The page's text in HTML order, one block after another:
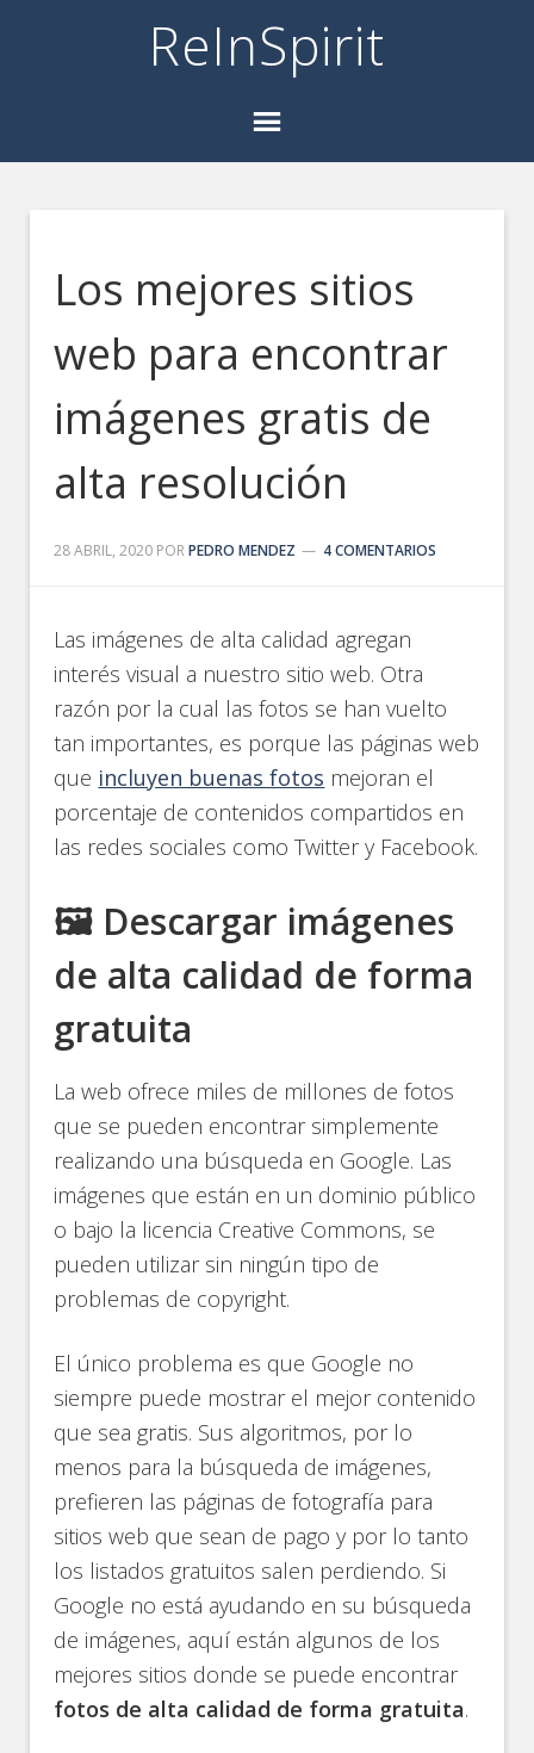
ReInSpirit
Los mejores sitios
web para encontrar
imágenes gratis de
alta resolución
28 ABRIL, 2020 PORPEDRO MENDEZ 4 COMENTARIOS
Las imágenes de alta calidad agregan
interés visual a nuestro sitio web. Otra
razón por la cual las fotos se han vuelto
tan importantes, es porque las páginas web
que incluyen buenas fotos mejoran el
porcentaje de contenidos compartidos en
las redes sociales como Twitter y Facebook.
🖼️ Descargar imágenes
de alta calidad de forma
gratuita
La web ofrece miles de millones de fotos
que se pueden encontrar simplemente
realizando una búsqueda en Google. Las
imágenes que están en un dominio público
o bajo la licencia Creative Commons, se
pueden utilizar sin ningún tipo de
problemas de copyright.
El único problema es que Google no
siempre puede mostrar el mejor contenido
que sea gratis. Sus algoritmos, por lo
menos para la búsqueda de imágenes,
prefieren las páginas de fotografía para
sitios web que sean de pago y por lo tanto
los listados gratuitos salen perdiendo. Si
Google no está ayudando en su búsqueda
de imágenes, aquí están algunos de los
mejores sitios donde se puede encontrar
fotos de alta calidad de forma gratuita.